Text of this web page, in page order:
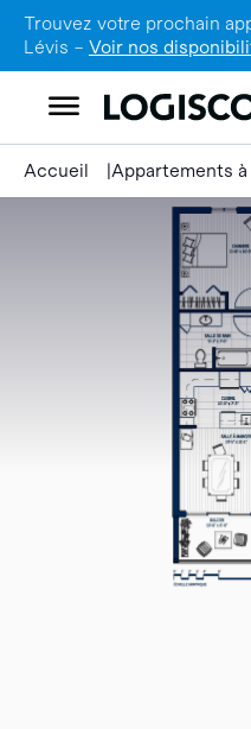
Trouvez votre prochain
Lévis – Voir nos
Accueil Appartements